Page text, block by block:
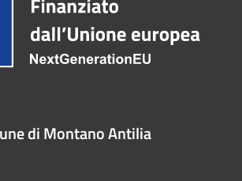
di Montano Antilia